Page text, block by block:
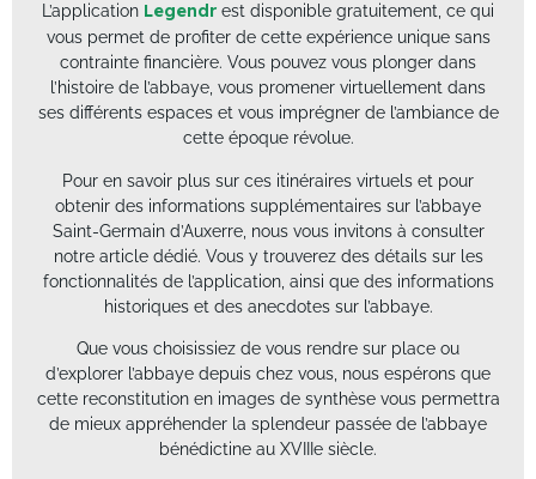
L’application Legendr est disponible gratuitement, ce qui
vous permet de profiter de cette expérience unique sans
contrainte financière. Vous pouvez vous plonger dans
l’histoire de l’abbaye, vous promener virtuellement dans
ses différents espaces et vous imprégner de l’ambiance de
cette époque révolue.
Pour en savoir plus sur ces itinéraires virtuels et pour
obtenir des informations supplémentaires sur l’abbaye
Saint-Germain d’Auxerre, nous vous invitons à consulter
notre article dédié. Vous y trouverez des détails sur les
fonctionnalités de l’application, ainsi que des informations
historiques et des anecdotes sur l’abbaye.
Que vous choisissiez de vous rendre sur place ou
d’explorer l’abbaye depuis chez vous, nous espérons que
cette reconstitution en images de synthèse vous permettra
de mieux appréhender la splendeur passée de l’abbaye
bénédictine au XVIIIe siècle.